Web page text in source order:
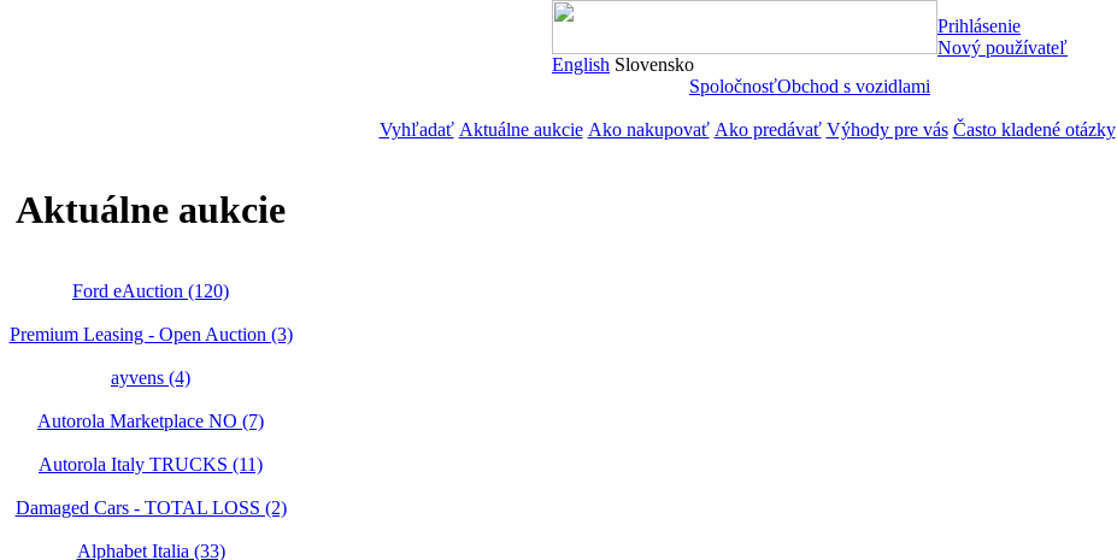
English Slovensko
Prihlásenie
Nový používateľ
SpoločnosťObchod s vozidlami
Vyhľadať Aktuálne aukcie Ako nakupovať Ako predávať Výhody pre vás Často kladené otázky
Aktuálne aukcie
Ford eAuction (120)
Premium Leasing - Open Auction (3)
ayvens (4)
Autorola Marketplace NO (7)
Autorola Italy TRUCKS (11)
Damaged Cars - TOTAL LOSS (2)
Alphabet Italia (33)